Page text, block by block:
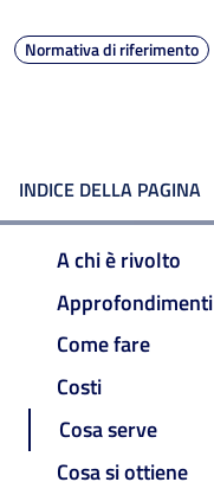
Normativa di riferimento
INDICE DELLA PAGINA
A chi è rivolto
Approfondimenti
Come fare
Costi
Cosa serve
Cosa si ottiene